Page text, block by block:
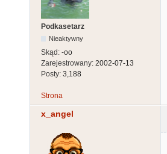
Podkasetarz
Nieaktywny
Skąd: -oo
Zarejestrowany: 2002-07-13
Posty: 3,188
Strona
x_angel